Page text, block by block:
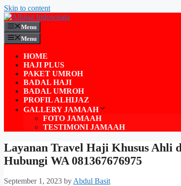
Skip to content
Menu
Menu
HOME
HAJI PLUS
PAKET UMROH
BADAL HAJI
BADAL UMROH
PROFIL ALHIJAZ
GALLERY JAMAAH
FOTO JAMAAH
TESTIMONI JAMAAH
Layanan Travel Haji Khusus Ahli
Hubungi WA 081367676975
September 1, 2023 byAbdul Basit